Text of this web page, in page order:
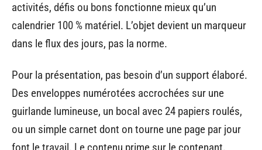
activités, défis ou bons fonctionne mieux qu’un
calendrier 100 % matériel. L’objet devient un marqueur
dans le flux des jours, pas la norme.
Pour la présentation, pas besoin d’un support élaboré.
Des enveloppes numérotées accrochées sur une
guirlande lumineuse, un bocal avec 24 papiers roulés,
ou un simple carnet dont on tourne une page par jour
font le travail. Le contenu prime sur le contenant.